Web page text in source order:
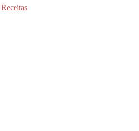
Receitas